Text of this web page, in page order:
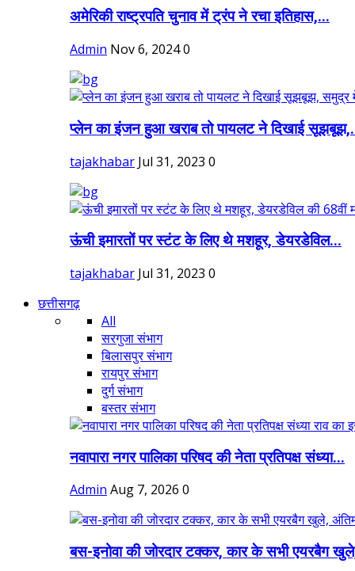
अमेरिकी राष्ट्रपति चुनाव में ट्रंप ने रचा इतिहास,...
Admin Nov 6, 20240
प्लेन का इंजन हुआ खराब तो पायलट ने दिखाई
tajakhabar Jul 31, 2023 0
ऊंची इमारतों पर स्टंट के लिए थे मशहूर, डेयरडेविल...
tajakhabar Jul 31, 2023 0
छत्तीसगढ़
All
सरगुजा संभाग
बिलासपुर संभाग
रायपुर संभाग
दुर्ग संभाग
बस्तर संभाग
नवापारा नगर पालिका परिषद की नेता प्रतिपक्ष संध्या...
Admin Aug 7, 2026 0
बस-इनोवा की जोरदार टक्कर, कार के सभी एयरबैग